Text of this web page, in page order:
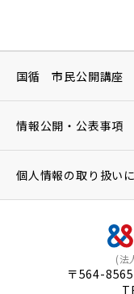
(法
〒564-
国循 市民公開講座
情報公開・公表事項
個人情報の取り扱い